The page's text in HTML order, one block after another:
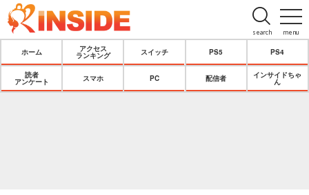
menu
search
ホーム
アクセス
ランキング
スイッチ PS5 PS4
読者
アンケート
スマホ PC 配信者
インサイドちゃ
ん